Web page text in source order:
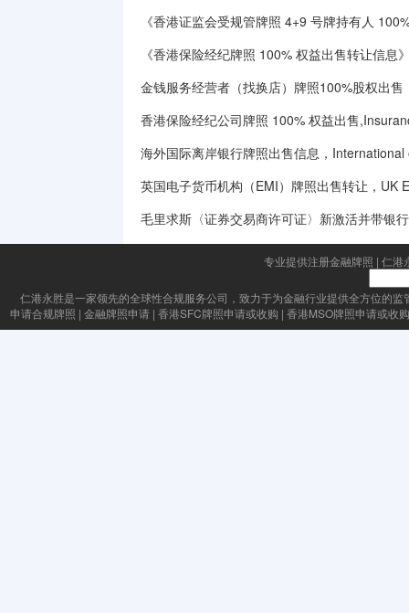
《香港证监会受规管牌照 4+9 号牌持有人
《香港保险经纪牌照 100% 权益出售转让信息
金钱服务经营者（找换店）牌照100%股权出售
香港保险经纪公司牌照 100% 权益出售
海外国际离岸银行牌照出售信息，
英国电子货币机构（EMI）牌照出售转让，
毛里求斯〈证券交易商许可证〉新激活并带银
专业提供注册金融牌照 | 仁港
仁港永胜是一家领先的全球性合规服务公司，致力于为金融行业提供全方位的
申请合规牌照 | 金融牌照申请 | 香港SFC牌照申请或收购 | 香港MSO牌照申请或收购